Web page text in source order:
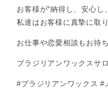
お客様が”納得し、安心し
私達はお客様に真摯に取
お仕事や恋愛相談もお待
ブラジリアンワックスサ
#ブラジリアンワックス #